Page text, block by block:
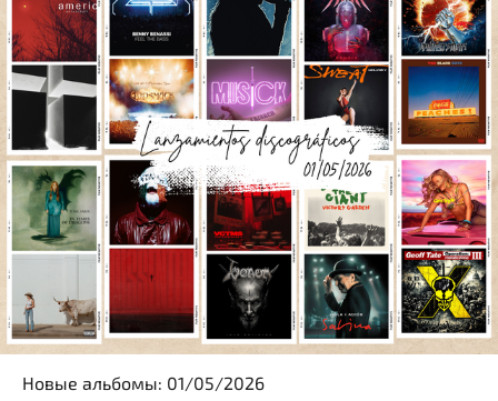
Новые альбомы: 01/05/2026